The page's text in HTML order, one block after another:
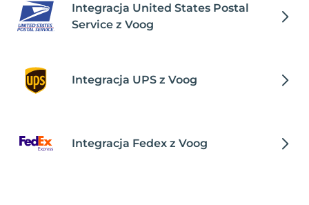
Integracja United States Postal
Service z Voog
Integracja UPS z Voog
Integracja Fedex z Voog